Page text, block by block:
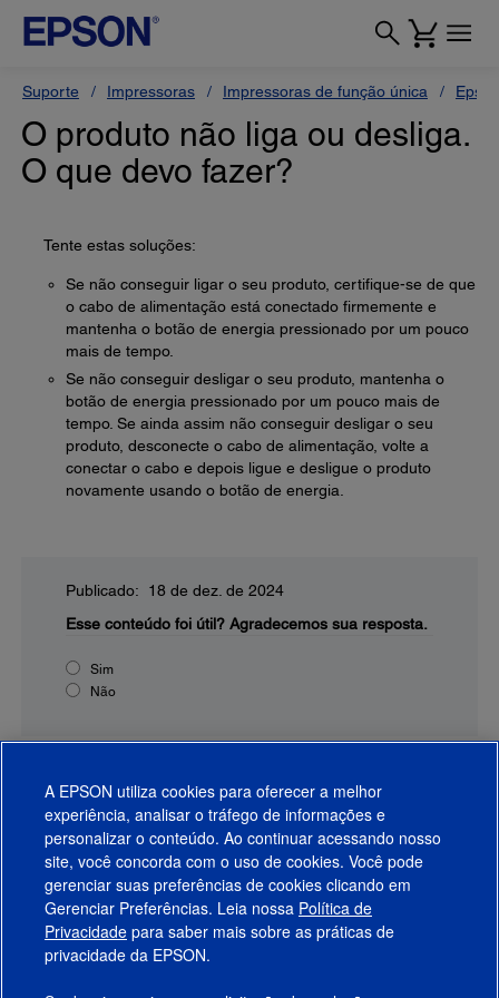
Suporte Impressoras Impressoras de função única
O produto não liga ou desliga.
O que devo fazer?
Tente estas soluções:
Se não conseguir ligar o seu produto, certifique-se de que
o cabo de alimentação está conectado firmemente e
mantenha o botão de energia pressionado por um pouco
mais de tempo.
Se não conseguir desligar o seu produto, mantenha o
botão de energia pressionado por um pouco mais de
tempo. Se ainda assim não conseguir desligar o seu
produto, desconecte o cabo de alimentação, volte a
conectar o cabo e depois ligue e desligue o produto
novamente usando o botão de energia.
Publicado: 18 de dez. de 2024
Esse conteúdo foi útil? Agradecemos sua resposta.
Sim
Não
Produtos
Suporte
A EPSON utiliza cookies para oferecer a melhor
experiência, analisar o tráfego de informações e
personalizar o conteúdo. Ao continuar acessando nosso
site, você concorda com o uso de cookies. Você pode
gerenciar suas preferências de cookies clicando em
Gerenciar Preferências. Leia nossa Política de
Privacidade para saber mais sobre as práticas de
privacidade da EPSON.